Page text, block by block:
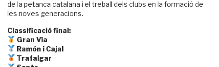
de la petanca catalana i el treball dels clubs en la formació de
les noves generacions.
Classificació final:
Gran Vía
Ramón i Cajal
Trafalgar